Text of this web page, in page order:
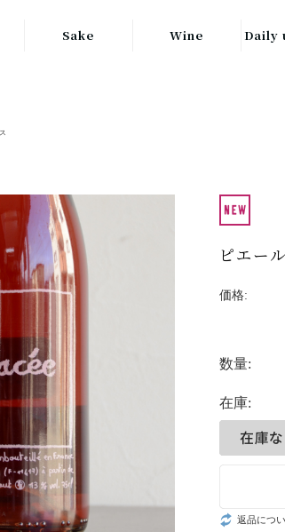
Sake
関西の地酒
中部地方の地酒
中国・四国地方
の地酒
Wine
ITALY
Daily
ピエー
価格:
数量:
在庫:
返品につ